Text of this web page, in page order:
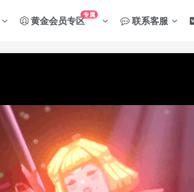
黄金会员专区专属 联系客服